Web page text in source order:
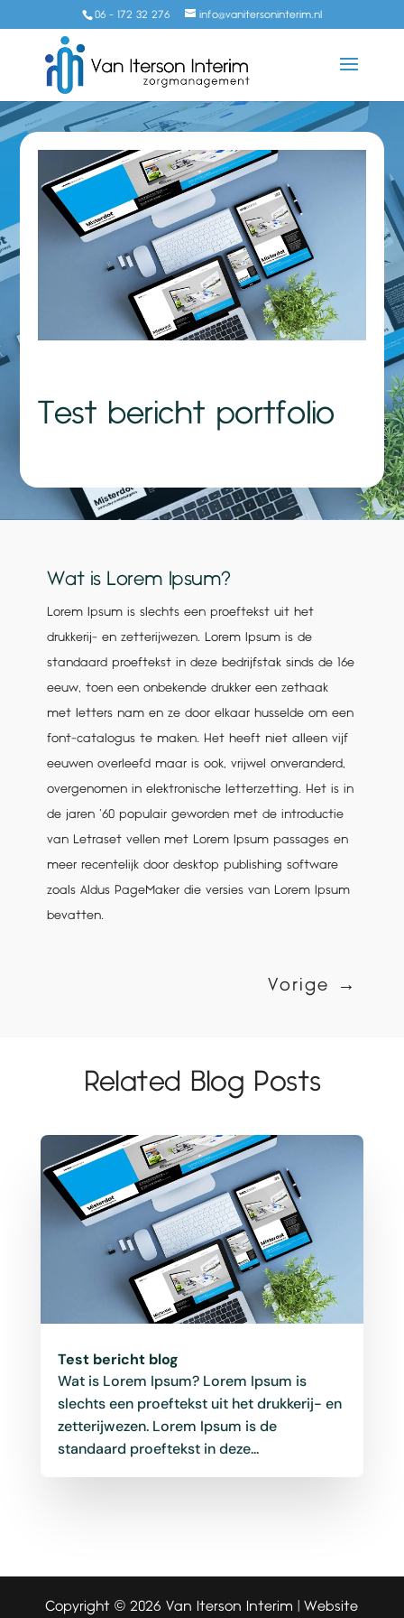
06 - 172 32 276 info@vanitersoninterim.nl
Test bericht portfolio
Wat is Lorem Ipsum?
Lorem Ipsum is slechts een proeftekst uit het
drukkerij- en zetterijwezen. Lorem Ipsum is de
standaard proeftekst in deze bedrijfstak sinds de 16e
eeuw, toen een onbekende drukker een zethaak
met letters nam en ze door elkaar husselde om een
font-catalogus te maken. Het heeft niet alleen vijf
eeuwen overleefd maar is ook, vrijwel onveranderd,
overgenomen in elektronische letterzetting. Het is in
de jaren ’60 populair geworden met de introductie
van Letraset vellen met Lorem Ipsum passages en
meer recentelijk door desktop publishing software
zoals Aldus PageMaker die versies van Lorem Ipsum
bevatten.
Vorige →
Related Blog Posts
Test bericht blog
Wat is Lorem Ipsum? Lorem Ipsum is
slechts een proeftekst uit het drukkerij- en
zetterijwezen. Lorem Ipsum is de
standaard proeftekst in deze...
Copyright © 2026Van Iterson Interim | Website